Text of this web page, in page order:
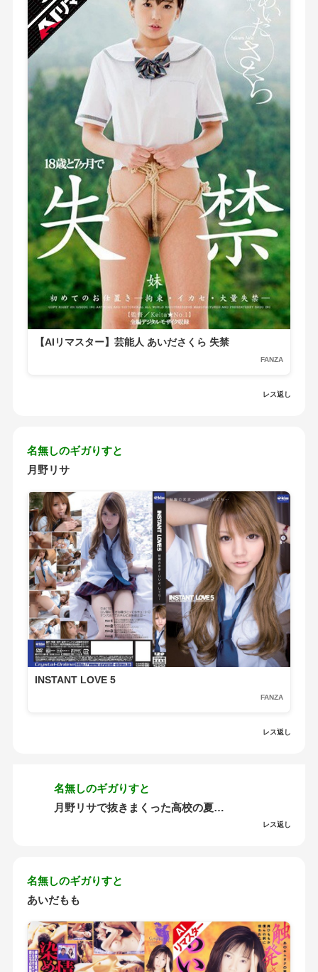
【AIリマスター】芸能人 あいださくら 失禁
FANZA
レス返し
名無しのギガりすと
月野リサ
INSTANT LOVE 5
FANZA
レス返し
名無しのギガりすと
月野リサで抜きまくった高校の夏…
レス返し
名無しのギガりすと
あいだもも